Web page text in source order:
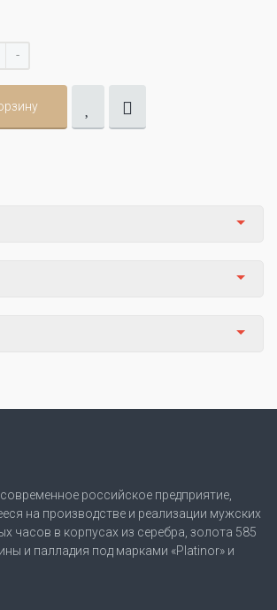
-
российское предприятие,
на производстве и реализации мужских
часов в корпусах из серебра, золота 585
и палладия под марками «Platinor» и